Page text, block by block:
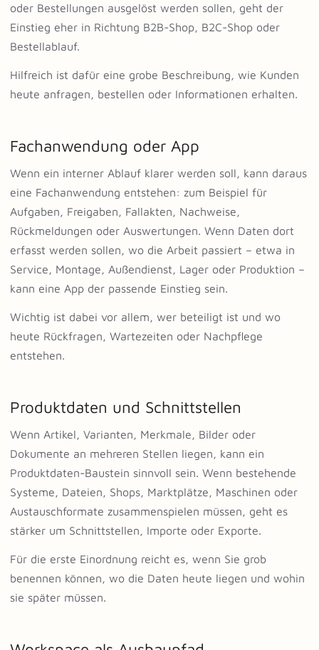
oder Bestellungen ausgelöst werden sollen, geht der
Einstieg eher in Richtung B2B-Shop, B2C-Shop oder
Bestellablauf.
Hilfreich ist dafür eine grobe Beschreibung, wie Kunden
heute anfragen, bestellen oder Informationen erhalten.
Fachanwendung oder App
Wenn ein interner Ablauf klarer werden soll, kann daraus
eine Fachanwendung entstehen: zum Beispiel für
Aufgaben, Freigaben, Fallakten, Nachweise,
Rückmeldungen oder Auswertungen. Wenn Daten dort
erfasst werden sollen, wo die Arbeit passiert – etwa in
Service, Montage, Außendienst, Lager oder Produktion –
kann eine App der passende Einstieg sein.
Wichtig ist dabei vor allem, wer beteiligt ist und wo
heute Rückfragen, Wartezeiten oder Nachpflege
entstehen.
Produktdaten und Schnittstellen
Wenn Artikel, Varianten, Merkmale, Bilder oder
Dokumente an mehreren Stellen liegen, kann ein
Produktdaten-Baustein sinnvoll sein. Wenn bestehende
Systeme, Dateien, Shops, Marktplätze, Maschinen oder
Austauschformate zusammenspielen müssen, geht es
stärker um Schnittstellen, Importe oder Exporte.
Für die erste Einordnung reicht es, wenn Sie grob
benennen können, wo die Daten heute liegen und wohin
sie später müssen.